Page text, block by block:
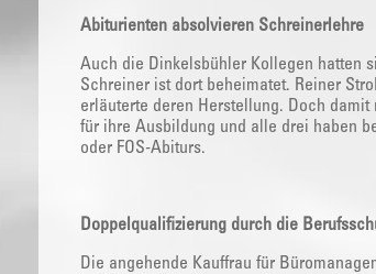
Abiturienten absolvieren Schreinerlehre
Auch die Dinkelsbühler Kollegen hatten
Schreiner ist dort beheimatet. Reiner
erläuterte deren Herstellung. Doch
für ihre Ausbildung und alle drei haben
oder FOS-Abiturs.
Doppelqualifizierung durch die
Die angehende Kauffrau für